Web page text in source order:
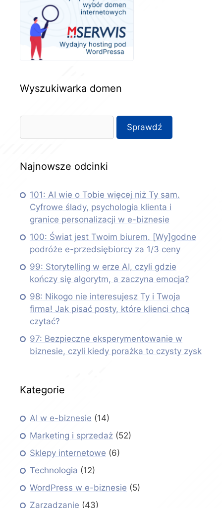
Wyszukiwarka domen
Najnowsze odcinki
101: AI wie o Tobie więcej niż Ty sam.
Cyfrowe ślady, psychologia klienta i
granice personalizacji w e-biznesie
100: Świat jest Twoim biurem. [Wy]godne
podróże e-przedsiębiorcy za 1/3 ceny
99: Storytelling w erze AI, czyli gdzie
kończy się algorytm, a zaczyna emocja?
98: Nikogo nie interesujesz Ty i Twoja
firma! Jak pisać posty, które klienci chcą
czytać?
97: Bezpieczne eksperymentowanie w
biznesie, czyli kiedy porażka to czysty zysk
Kategorie
AI w e-biznesie (14)
Marketing i sprzedaż (52)
Sklepy internetowe (6)
Technologia (12)
WordPress w e-biznesie (5)
Zarządzanie (43)